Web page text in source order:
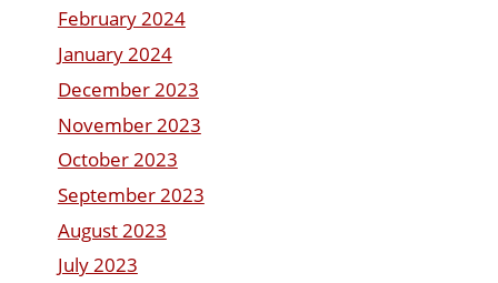
February 2024
January 2024
December 2023
November 2023
October 2023
September 2023
August 2023
July 2023